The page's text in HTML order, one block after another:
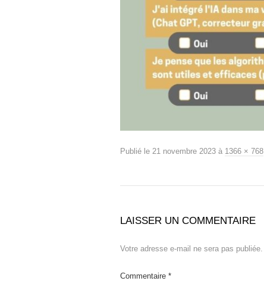
Publié le 21 novembre 2023 à 1366 × 768
LAISSER UN COMMENTAIRE
Votre adresse e-mail ne sera pas publiée.
Commentaire *